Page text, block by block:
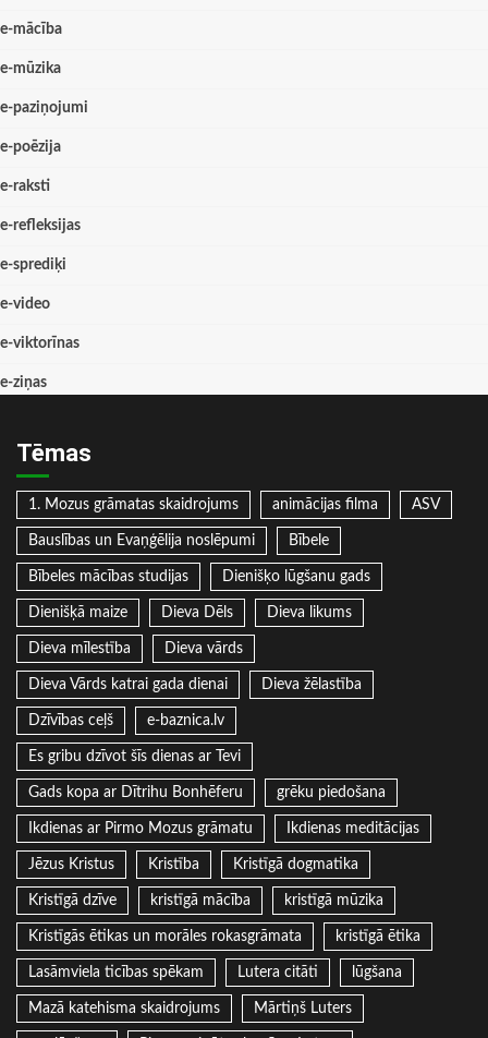
e-mācība
e-mūzika
e-paziņojumi
e-poēzija
e-raksti
e-refleksijas
e-sprediķi
e-video
e-viktorīnas
e-ziņas
Tēmas
1. Mozus grāmatas skaidrojums animācijas filma ASV
Bauslības un Evaņģēlija noslēpumi Bībele
Bībeles mācības studijas Dienišķo lūgšanu gads
Dienišķā maize Dieva Dēls Dieva likums
Dieva mīlestība Dieva vārds
Dieva Vārds katrai gada dienai Dieva žēlastība
Dzīvības ceļš e-baznica.lv
Es gribu dzīvot šīs dienas ar Tevi
Gads kopa ar Dītrihu Bonhēferu grēku piedošana
Ikdienas ar Pirmo Mozus grāmatu Ikdienas meditācijas
Jēzus Kristus Kristība Kristīgā dogmatika
Kristīgā dzīve kristīgā mācība kristīgā mūzika
Kristīgās ētikas un morāles rokasgrāmata kristīgā ētika
Lasāmviela ticības spēkam Lutera citāti lūgšana
Mazā katehisma skaidrojums Mārtiņš Luters